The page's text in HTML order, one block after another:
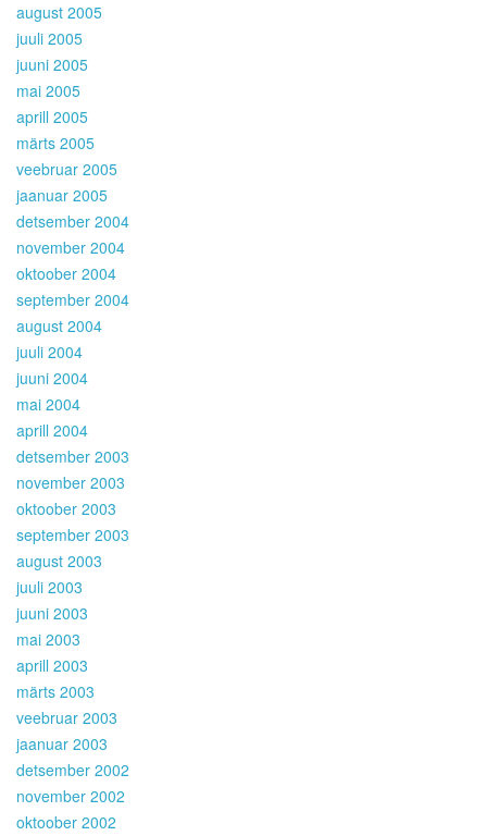
august 2005
juuli 2005
juuni 2005
mai 2005
aprill 2005
märts 2005
veebruar 2005
jaanuar 2005
detsember 2004
november 2004
oktoober 2004
september 2004
august 2004
juuli 2004
juuni 2004
mai 2004
aprill 2004
detsember 2003
november 2003
oktoober 2003
september 2003
august 2003
juuli 2003
juuni 2003
mai 2003
aprill 2003
märts 2003
veebruar 2003
jaanuar 2003
detsember 2002
november 2002
oktoober 2002